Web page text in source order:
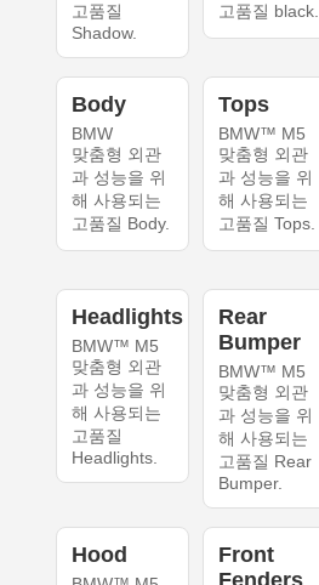
고품질
Shadow.
고품질 black.
Body
BMW
맞춤형 외관
과 성능을 위
해 사용되는
고품질 Body.
Tops
BMW™ M5
맞춤형 외관
과 성능을 위
해 사용되는
고품질 Tops.
Headlights
BMW™ M5
맞춤형 외관
과 성능을 위
해 사용되는
고품질
Headlights.
Rear
Bumper
BMW™ M5
맞춤형 외관
과 성능을 위
해 사용되는
고품질 Rear
Bumper.
Hood
Front